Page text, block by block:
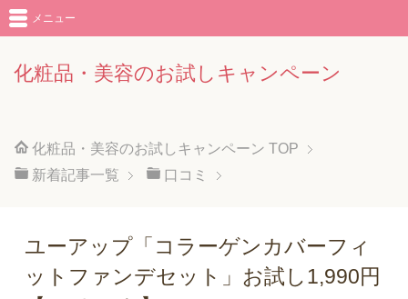
化粧品・美容のお試しキャンペーン
メニュー
化粧品・美容のお試しキャンペーン TOP
新着記事一覧
口コミ
ユーアップ「コラーゲンカバーフィ
ットファンデセット」お試し1,990円